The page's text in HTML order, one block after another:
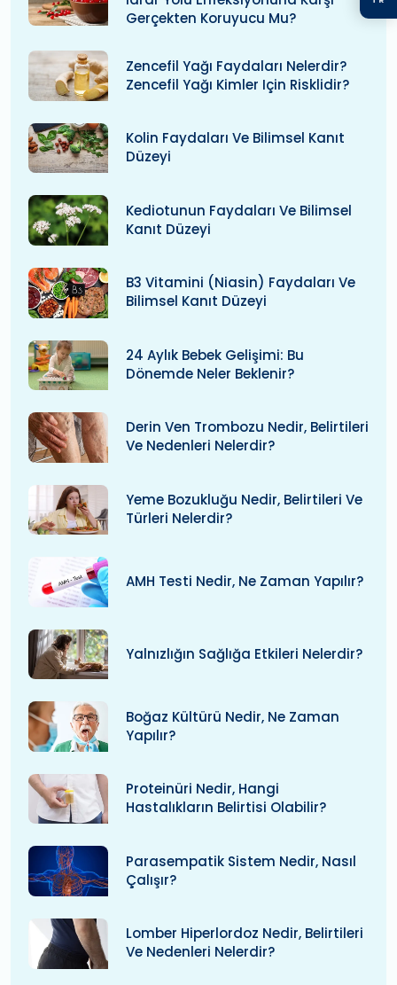
Gerçekten Koruyucu Mu?
Zencefil Yağı Faydaları Nelerdir?
Zencefil Yağı Kimler Için Risklidir?
Kolin Faydaları Ve Bilimsel Kanıt
Düzeyi
Kediotunun Faydaları Ve Bilimsel
Kanıt Düzeyi
B3 Vitamini (niasin) Faydaları Ve
Bilimsel Kanıt Düzeyi
24 Aylık Bebek Gelişimi: Bu
Dönemde Neler Beklenir?
Derin Ven Trombozu Nedir, Belirtileri
Ve Nedenleri Nelerdir?
Yeme Bozukluğu Nedir, Belirtileri Ve
Türleri Nelerdir?
AMH Testi Nedir, Ne Zaman Yapılır?
Yalnızlığın Sağlığa Etkileri Nelerdir?
Boğaz Kültürü Nedir, Ne Zaman
Yapılır?
Proteinüri Nedir, Hangi
Hastalıkların Belirtisi Olabilir?
Parasempatik Sistem Nedir, Nasıl
Çalışır?
Lomber Hiperlordoz Nedir, Belirtileri
Ve Nedenleri Nelerdir?